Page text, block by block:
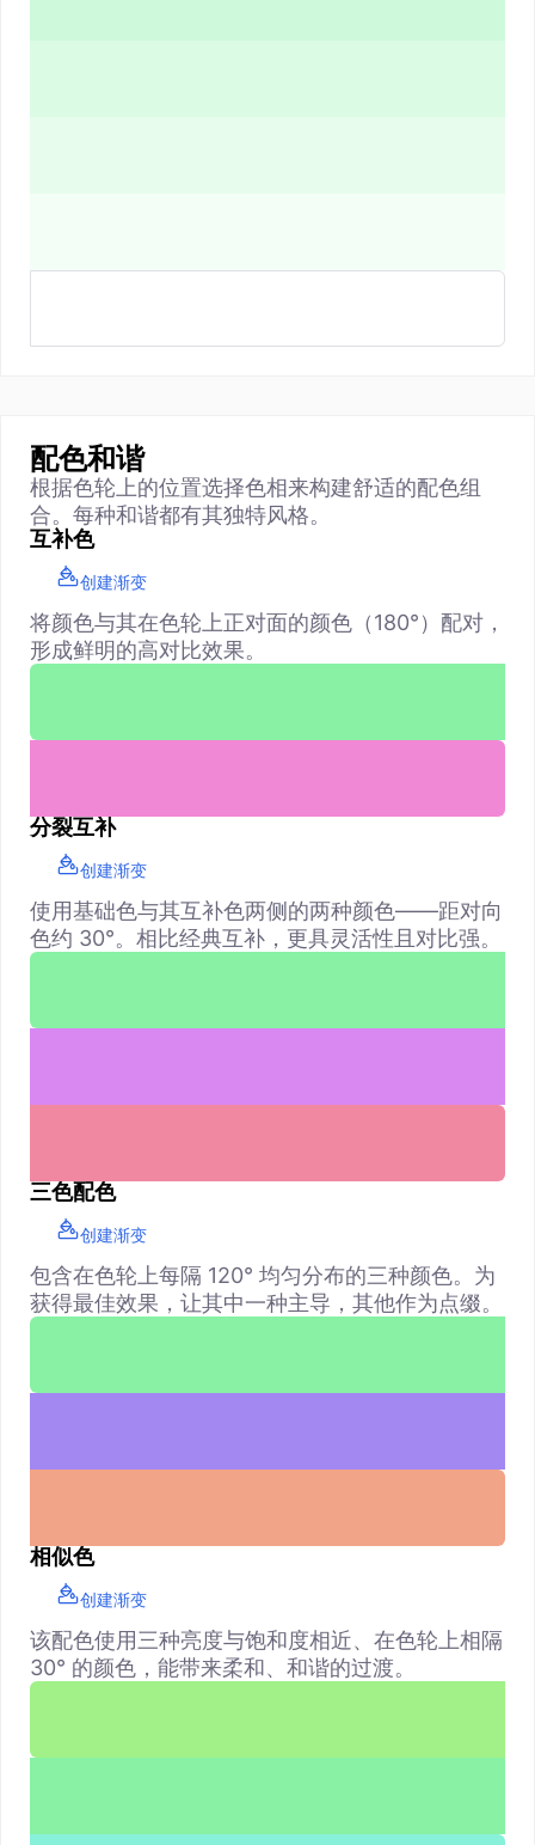
配色和谐
根据色轮上的位置选择色相来构建舒适的配色组
合。每种和谐都有其独特风格。
互补色
创建渐变
将颜色与其在色轮上正对面的颜色（180°）配对，
形成鲜明的高对比效果。
分裂互补
创建渐变
使用基础色与其互补色两侧的两种颜色——距对向
色约 30°。相比经典互补，更具灵活性且对比强。
三色配色
创建渐变
包含在色轮上每隔 120° 均匀分布的三种颜色。为
获得最佳效果，让其中一种主导，其他作为点缀。
相似色
创建渐变
该配色使用三种亮度与饱和度相近、在色轮上相隔
30° 的颜色，能带来柔和、和谐的过渡。